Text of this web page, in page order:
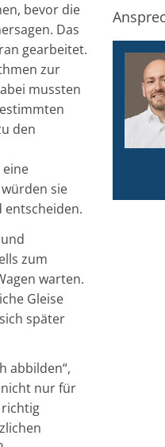
bevor die
Das
gearbeitet.
zur
mussten
den
sie
entscheiden.
zum
warten.
Gleise
später
abbilden“,
nicht nur für
richtig